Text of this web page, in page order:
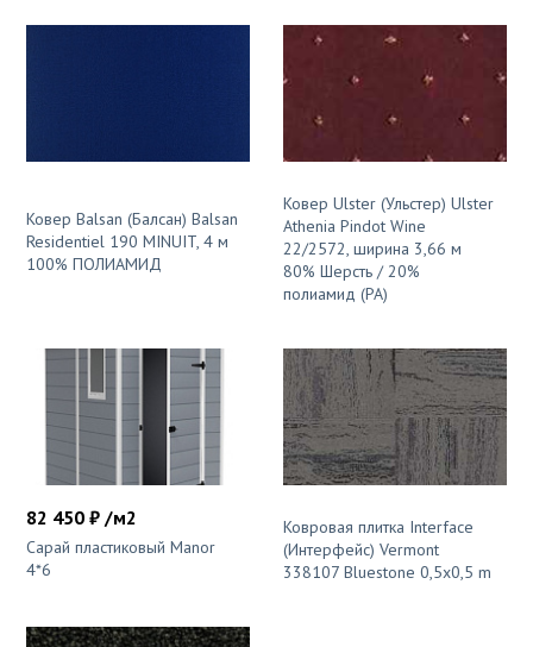
Ковер Balsan (Балсан) Balsan
Residentiel 190 MINUIT, 4 м
100% ПОЛИАМИД
Ковер Ulster (Ульстер) Ulster
Athenia Pindot Wine
22/2572, ширина 3,66 м
80% Шерсть / 20%
полиамид (PA)
82 450 ₽ /м2
Сарай пластиковый Manor
4*6
Ковровая плитка Interface
(Интерфейс) Vermont
338107 Bluestone 0,5х0,5 m